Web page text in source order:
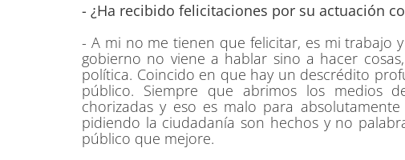
- ¿Ha recibido felicitaciones por su actuación
- A mi no me tienen que felicitar, es mi trabajo
gobierno no viene a hablar sino a hacer
política. Coincido en que hay un descrédito
público. Siempre que abrimos los medios
chorizadas y eso es malo para
pidiendo la ciudadanía son hechos y no
público que mejore.